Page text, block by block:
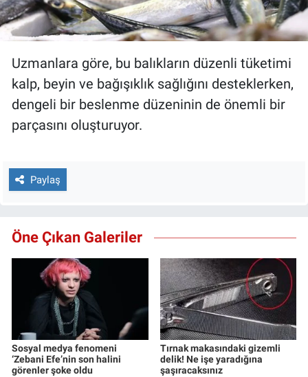
Uzmanlara göre, bu balıkların düzenli tüketimi
kalp, beyin ve bağışıklık sağlığını desteklerken,
dengeli bir beslenme düzeninin de önemli bir
parçasını oluşturuyor.
Paylaş
Öne Çıkan Galeriler
Sosyal medya fenomeni
‘Zebani Efe’nin son halini
görenler şoke oldu
Tırnak makasındaki gizemli
delik! Ne işe yaradığına
şaşıracaksınız